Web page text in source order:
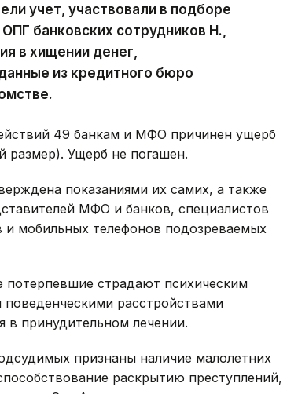
учет, участвовали в подборе
банковских сотрудников Н.,
в хищении денег,
из кредитного бюро
49 банкам и МФО причинен ущерб
размер). Ущерб не погашен.
показаниями их самих, а также
МФО и банков, специалистов
мобильных телефонов подозреваемых
потерпевшие страдают психическим
расстройствами
принудительном лечении.
признаны наличие малолетних
раскрытию преступлений,